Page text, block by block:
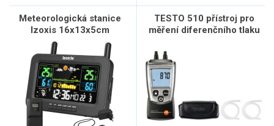
Meteorologická stanice
Izoxis 16x13x5cm
TESTO 510 přístroj pro
měření diferenčního tlaku